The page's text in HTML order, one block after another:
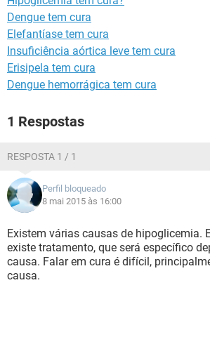
Dengue tem cura
Elefantíase tem cura
Insuficiência aórtica leve tem cura
Erisipela tem cura
Dengue hemorrágica tem cura
1 Respostas
RESPOSTA 1 / 1
Perfil bloqueado
8 mai 2015 às 16:00
Existem várias causas de hipoglicemia.
existe tratamento, que será específico
causa. Falar em cura é difícil,
causa.